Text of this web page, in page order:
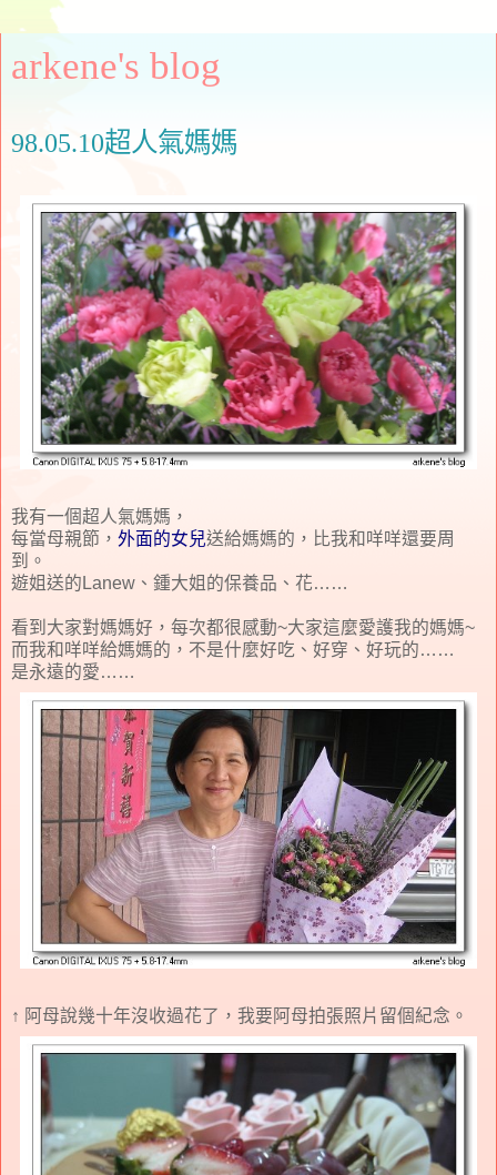
arkene's blog
98.05.10超人氣媽媽
我有一個超人氣媽媽，
每當母親節， 外面的女兒送給媽媽的，比我和咩咩還要周
到。
遊姐送的Lanew、鍾大姐的保養品、花……
看到大家對媽媽好，每次都很感動~大家這麼愛護我的媽媽~
而我和咩咩給媽媽的，不是什麼好吃、好穿、好玩的……
是永遠的愛……
↑ 阿母說幾十年沒收過花了，我要阿母拍張照片留個紀念。